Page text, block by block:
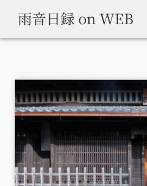
雨音日録 on WEB